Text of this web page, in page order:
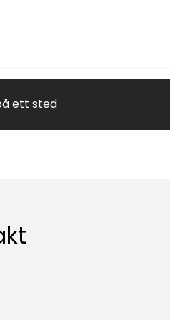
ett sted